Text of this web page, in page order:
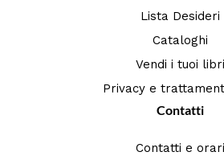
Lista Desideri
Cataloghi
Vendi i tuoi libri
Privacy e
Contatti
Contatti e orari